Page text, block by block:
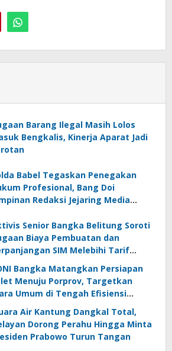
Barang Ilegal Masih Lolos
Bengkalis, Kinerja Aparat Jadi
Babel Tegaskan Penegakan
Profesional, Bang Doi
Redaksi Jejaring Media
Senior Bangka Belitung Soroti
Biaya Pembuatan dan
SIM Melebihi Tarif
Bangka Matangkan Persiapan
Menuju Porprov, Targetkan
Umum di Tengah Efisiensi
Air Kantung Dangkal Total,
Dorong Perahu Hingga Minta
Prabowo Turun Tangan